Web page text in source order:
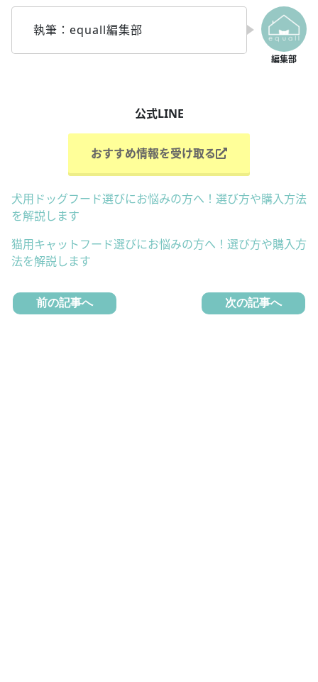
執筆：equall編集部
公式LINE
おすすめ情報を受け取る
犬用ドッグフード選びにお悩みの方へ！選び方や購入方法
を解説します
猫用キャットフード選びにお悩みの方へ！選び方や購入方
法を解説します
前の記事へ 次の記事へ